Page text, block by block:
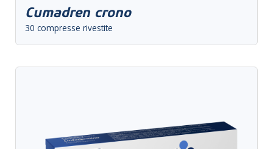
Cumadren crono
30 compresse rivestite